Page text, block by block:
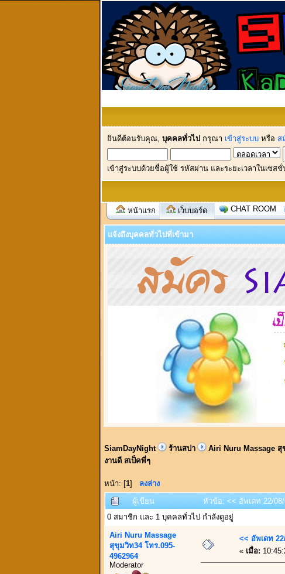
ยินดีต้อนรับคุณ, บุคคลทั่วไป กรุณา เข้าสู่ระบบ หรือ ส
เข้าสู่ระบบด้วยชื่อผู้ใช้ รหัสผ่าน และระยะเวลาในเซสชั่
หน้าแรก เว็บบอร์ด CHAT ROOM
แจ้งถึงบุคคลทั่วไปที่เข้ามา
SiamDayNight ร้านสปา Airi Nuru Massage สุ
งานดี สเป็คพี่ๆ
หน้า: [1] ลงล่าง
ผู้เขียน
หัวข้อ: << อัพเดท 22/
0 สมาชิก และ 1 บุคคลทั่วไป กำลังดูอยู่
Airi Nuru Massage
สุขุมวิท34 โทร.095-
4962964
Moderator
<< อัพเดท
« เมื่อ: